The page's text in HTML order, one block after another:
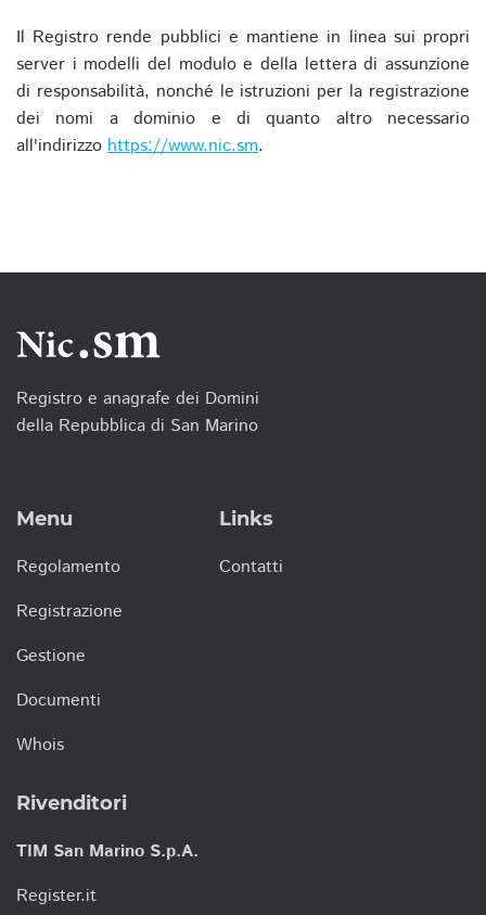
Il Registro rende pubblici e mantiene in linea sui propri
server i modelli del modulo e della lettera di assunzione
di responsabilità, nonché le istruzioni per la registrazione
dei nomi a dominio e di quanto altro necessario
all'indirizzo https://www.nic.sm.
Registro e anagrafe dei Domini
della Repubblica di San Marino
Menu
Regolamento
Registrazione
Gestione
Documenti
Whois
Links
Contatti
Rivenditori
TIM San Marino S.p.A.
Register.it